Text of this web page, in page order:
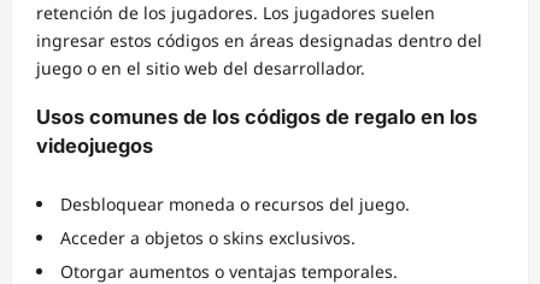
retención de los jugadores. Los jugadores suelen
ingresar estos códigos en áreas designadas dentro del
juego o en el sitio web del desarrollador.
Usos comunes de los códigos de regalo en los
videojuegos
Desbloquear moneda o recursos del juego.
Acceder a objetos o skins exclusivos.
Otorgar aumentos o ventajas temporales.